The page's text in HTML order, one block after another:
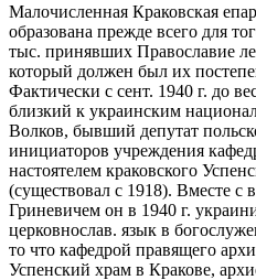
Малочисленная Краковская
образована прежде всего для
тыс. принявших Православие
который должен был их
Фактически с сент. 1940 г. до
близкий к украинским
Волков, бывший депутат
инициаторов учреждения
настоятелем краковского
(существовал с 1918). Вместе с
Гриневичем он в 1940 г.
церковнослав. язык в
то что кафедрой правящего
Успенский храм в Кракове,